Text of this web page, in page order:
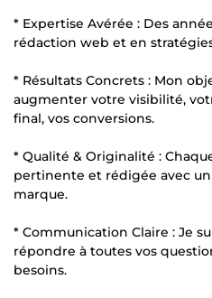
* Expertise Avérée : Des
rédaction web et en
* Résultats Concrets : Mon
augmenter votre visibilité,
final, vos conversions.
* Qualité & Originalité :
pertinente et rédigée avec
marque.
* Communication Claire : Je
répondre à toutes vos
besoins.